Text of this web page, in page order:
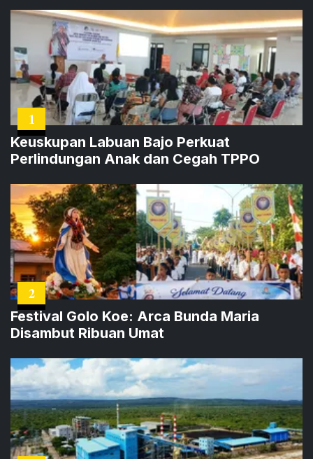
1
Keuskupan Labuan Bajo Perkuat
Perlindungan Anak dan Cegah TPPO
2
Festival Golo Koe: Arca Bunda Maria
Disambut Ribuan Umat